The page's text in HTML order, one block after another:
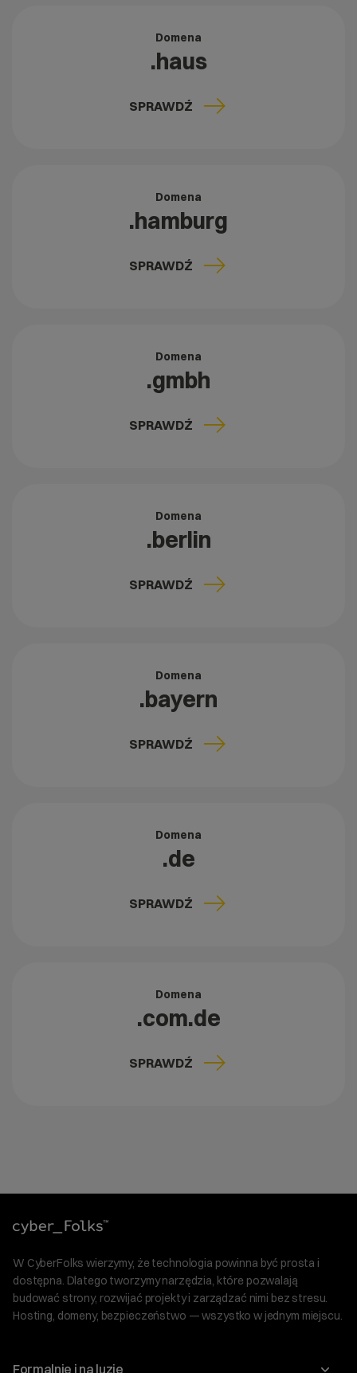
Domena
.haus
SPRAWDŹ
Domena
.hamburg
SPRAWDŹ
Domena
.gmbh
SPRAWDŹ
Domena
.berlin
SPRAWDŹ
Domena
.bayern
SPRAWDŹ
Domena
.de
SPRAWDŹ
Domena
.com.de
SPRAWDŹ
W CyberFolks wierzymy, że technologia powinna być prosta i
dostępna. Dlatego tworzymy narzędzia, które pozwalają
budować strony, rozwijać projekty i zarządzać nimi bez stresu.
Hosting, domeny, bezpieczeństwo — wszystko w jednym miejscu.
Formalnie i na luzie